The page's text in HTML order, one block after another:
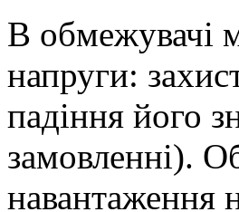
В обмежувачі
напруги:
падіння його
замовленні).
навантаження